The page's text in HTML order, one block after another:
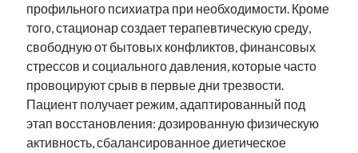
профильного психиатра при необходимости. Кроме
того, стационар создает терапевтическую среду,
свободную от бытовых конфликтов, финансовых
стрессов и социального давления, которые часто
провоцируют срыв в первые дни трезвости.
Пациент получает режим, адаптированный под
этап восстановления: дозированную физическую
активность, сбалансированное диетическое